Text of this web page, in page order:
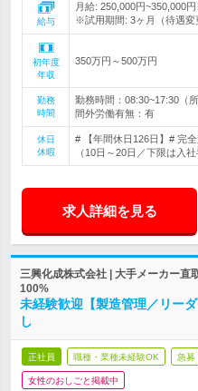
給与
月給: 250,000円~350,000
※試用期間: 3ヶ月（待遇変
初年度
年収
350万円～500万円
勤務
時間
勤務時間：08:30~17:30（
間外労働有無：有
休日
休暇
# 【年間休日126日】# 完
（10日～20日／下限は入
求人詳細を見る
三興化成株式会社 | 大手メーカー直
100%
未経験歓迎【製造管理／リー
し
正社員 職種・業種未経験OK 急募
女性のおしごと掲載中